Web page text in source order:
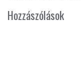
Hozzászólások